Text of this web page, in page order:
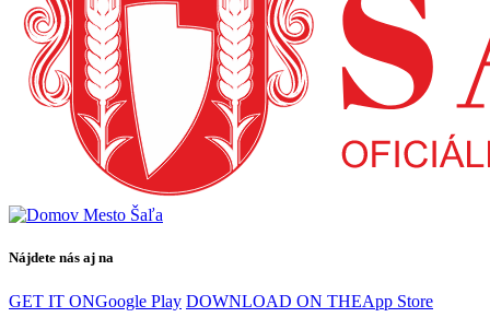
Nájdete nás aj na
GET IT ONGoogle Play DOWNLOAD ON THEApp Store